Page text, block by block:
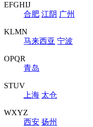
EFGHIJ
合肥 江阴 广州
KLMN
马来西亚 宁波
OPQR
青岛
STUV
上海 太仓
WXYZ
西安 扬州